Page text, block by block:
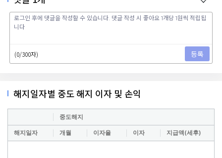
(0/300자) 등록
해지일자별 중도 해지 이자 및 손익
중도해지
해지일자 개월 이자율 이자 지급액(세후)